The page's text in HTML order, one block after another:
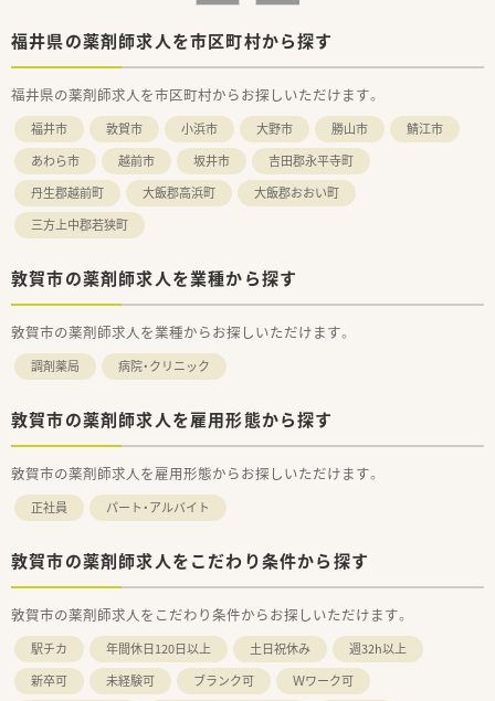
福井県の薬剤師求人を市区町村から探す
福井県の薬剤師求人を市区町村からお探しいただけます。
福井市 敦賀市 小浜市 大野市 勝山市
鯖江市
あわら市
越前市 坂井市
吉田郡永平寺町
丹生郡越前町
大飯郡高浜町
大飯郡おおい町
三方上中郡若狭町
敦賀市の薬剤師求人を業種から探す
敦賀市の薬剤師求人を業種からお探しいただけます。
調剤薬局 病院・クリニック
敦賀市の薬剤師求人を雇用形態から探す
敦賀市の薬剤師求人を雇用形態からお探しいただけます。
正社員 パート・アルバイト
敦賀市の薬剤師求人をこだわり条件から探す
敦賀市の薬剤師求人をこだわり条件からお探しいただけます。
駅チカ 年間休日120日以上 土日祝休み
週32h以上
新卒可
未経験可 ブランク可
Ｗワーク可